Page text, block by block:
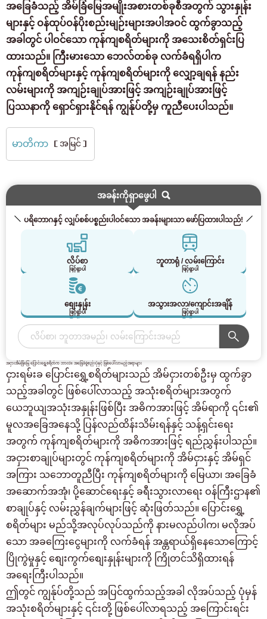
အခြေခံသည့် အိမ်ခြံမြေအမျိုးအစားတစ်ခုစီအတွက် သွားနှုန်း
များနှင့် ဝန်ထုပ်ဝန်ပိုးစည်းမျဉ်းများအပါအဝင် ထွက်ခွာသည့်
အခါတွင် ပါဝင်သော ကုန်ကျစရိတ်များကို အသေးစိတ်ရှင်းပြ
ထားသည်။ ကြီးမားသော ဘေလ်တစ်ခု လက်ခံရရှိပါက
ကုန်ကျစရိတ်များနှင့် ကုန်ကျစရိတ်များကို လျှော့ချရန် နည်း
လမ်းများကို အကျဉ်းချုပ်အားဖြင့် အကျဉ်းချုပ်အားဖြင့်
ပြဿနာကို ရှောင်ရှားနိုင်ရန် ကျွန်ုပ်တို့မှ ကူညီပေးပါသည်။
မာတိကာ ［အမြင်］
အခန်းကိုရှာဖွေပါ
ပရိဘောဂနှင့် လျှပ်စစ်ပစ္စည်းပါဝင်သော အခန်းများသာ ဖော်ပြထားပါသည်!
လိပ်စာ
ဖြင့်ရှာပါ
ဘူတာရုံ / လမ်းကြောင်း
ဖြင့်ရှာပါ
စျေးနှုန်း
ဖြင့်ရှာပါ
အသွားအလာ/ကျောင်းအချိန်
ဖြင့်ရှာပါ
အငှားအိမ်ခြံမြေ ပြောင်းရွှေ့စရိတ်က ဘာလဲ။ အခြေခံဖွဲ့စည်းပုံနှင့် ဖြစ်ပေါ်လာမည့်အရာများ
ငှားရမ်းခ ပြောင်းရွှေ့စရိတ်များသည် အိမ်ငှားတစ်ဦးမှ ထွက်ခွာ
သည့်အခါတွင် ဖြစ်ပေါ်လာသည့် အသုံးစရိတ်များအတွက်
ယေဘူယျအသုံးအနှုန်းဖြစ်ပြီး အဓိကအားဖြင့် အိမ်ရာကို ၎င်း၏
မူလအခြေအနေသို့ ပြန်လည်ထိန်းသိမ်းရန်နှင့် သန့်ရှင်းရေး
အတွက် ကုန်ကျစရိတ်များကို အဓိကအားဖြင့် ရည်ညွှန်းပါသည်။
အငှားစာချုပ်များတွင် ကုန်ကျစရိတ်များကို အိမ်ငှားနှင့် အိမ်ရှင်
အကြား သဘောတူညီပြီး ကုန်ကျစရိတ်များကို မြေယာ၊ အခြေခံ
အဆောက်အအုံ၊ ပို့ဆောင်ရေးနှင့် ခရီးသွားလာရေး ဝန်ကြီးဌာန၏
စာချုပ်နှင့် လမ်းညွှန်ချက်များဖြင့် ဆုံးဖြတ်သည်။ ပြောင်းရွှေ့
စရိတ်များ မည်သို့အလုပ်လုပ်သည်ကို နားမလည်ပါက၊ မလိုအပ်
သော အခကြေးငွေများကို လက်ခံရန် အန္တရာယ်ရှိနေသောကြောင့်
ပြိုကွဲမှုနှင့် စျေးကွက်စျေးနှုန်းများကို ကြိုတင်သိရှိထားရန်
အရေးကြီးပါသည်။
ဤတွင် ကျွန်ုပ်တို့သည် အပြင်ထွက်သည့်အခါ လိုအပ်သည့် ပုံမှန်
အသုံးစရိတ်များနှင့် ၎င်းတို့ ဖြစ်ပေါ်လာရသည့် အကြောင်းရင်း